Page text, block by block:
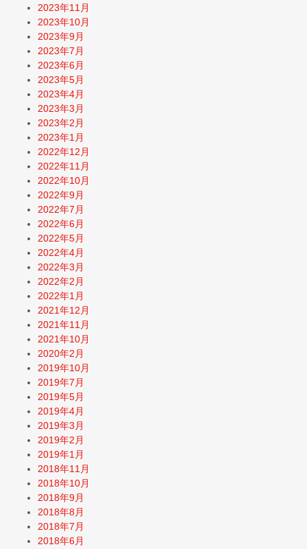
2023年11月
2023年10月
2023年9月
2023年7月
2023年6月
2023年5月
2023年4月
2023年3月
2023年2月
2023年1月
2022年12月
2022年11月
2022年10月
2022年9月
2022年7月
2022年6月
2022年5月
2022年4月
2022年3月
2022年2月
2022年1月
2021年12月
2021年11月
2021年10月
2020年2月
2019年10月
2019年7月
2019年5月
2019年4月
2019年3月
2019年2月
2019年1月
2018年11月
2018年10月
2018年9月
2018年8月
2018年7月
2018年6月